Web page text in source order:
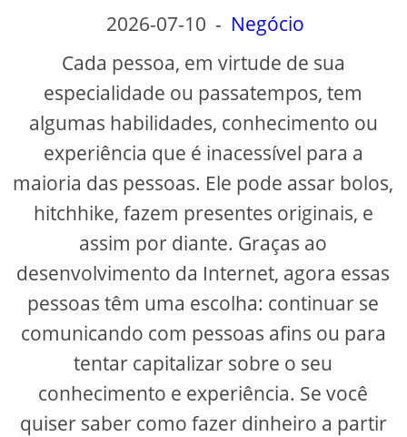
2026-07-10 - Negócio
Cada pessoa, em virtude de sua
especialidade ou passatempos, tem
algumas habilidades, conhecimento ou
experiência que é inacessível para a
maioria das pessoas. Ele pode assar bolos,
hitchhike, fazem presentes originais, e
assim por diante. Graças ao
desenvolvimento da Internet, agora essas
pessoas têm uma escolha: continuar se
comunicando com pessoas afins ou para
tentar capitalizar sobre o seu
conhecimento e experiência. Se você
quiser saber como fazer dinheiro a partir